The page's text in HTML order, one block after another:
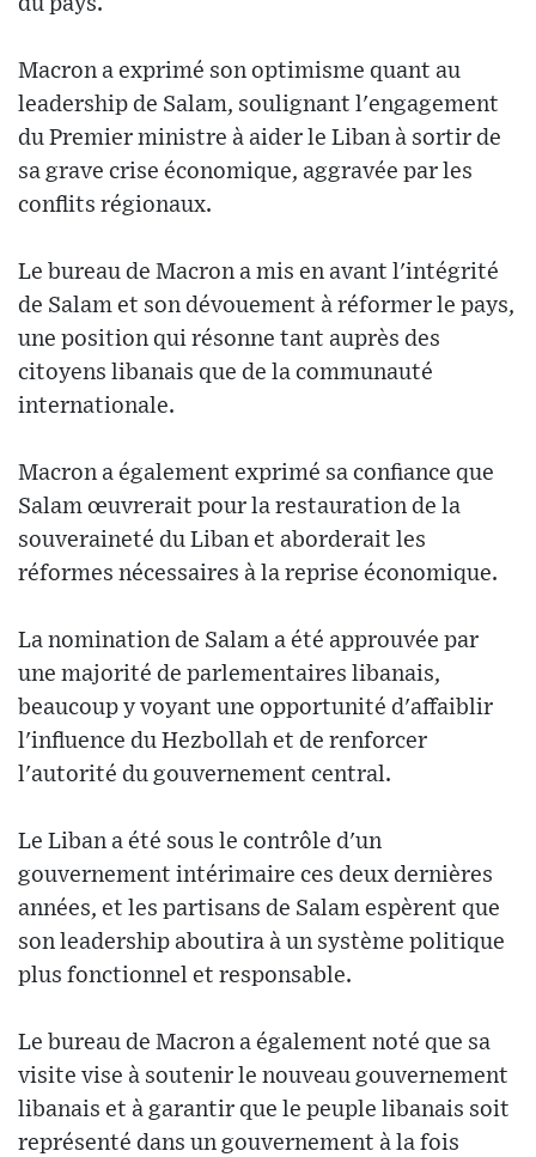
Macron a exprimé son optimisme quant au
leadership de Salam, soulignant l'engagement
du Premier ministre à aider le Liban à sortir de
sa grave crise économique, aggravée par les
conflits régionaux.
Le bureau de Macron a mis en avant l'intégrité
de Salam et son dévouement à réformer le pays,
une position qui résonne tant auprès des
citoyens libanais que de la communauté
internationale.
Macron a également exprimé sa confiance que
Salam œuvrerait pour la restauration de la
souveraineté du Liban et aborderait les
réformes nécessaires à la reprise économique.
La nomination de Salam a été approuvée par
une majorité de parlementaires libanais,
beaucoup y voyant une opportunité d'affaiblir
l'influence du Hezbollah et de renforcer
l'autorité du gouvernement central.
Le Liban a été sous le contrôle d'un
gouvernement intérimaire ces deux dernières
années, et les partisans de Salam espèrent que
son leadership aboutira à un système politique
plus fonctionnel et responsable.
Le bureau de Macron a également noté que sa
visite vise à soutenir le nouveau gouvernement
libanais et à garantir que le peuple libanais soit
représenté dans un gouvernement à la fois